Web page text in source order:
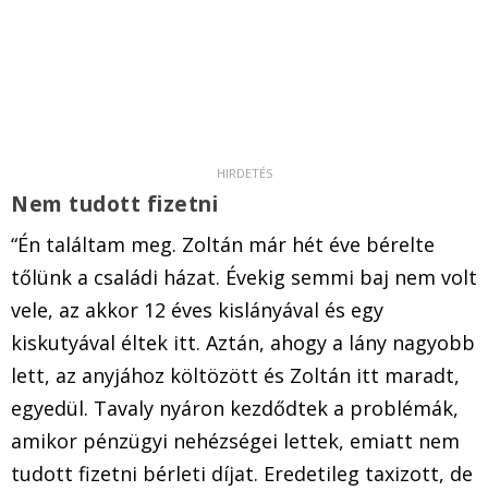
Nem tudott fizetni
“Én találtam meg. Zoltán már hét éve bérelte
tőlünk a családi házat. Évekig semmi baj nem volt
vele, az akkor 12 éves kislányával és egy
kiskutyával éltek itt. Aztán, ahogy a lány nagyobb
lett, az anyjához költözött és Zoltán itt maradt,
egyedül. Tavaly nyáron kezdődtek a problémák,
amikor pénzügyi nehézségei lettek, emiatt nem
tudott fizetni bérleti díjat. Eredetileg taxizott, de